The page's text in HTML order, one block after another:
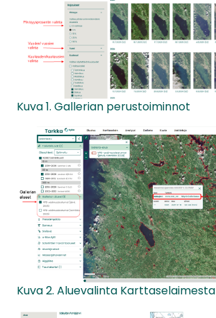
Kuva 1. Gallerian perustoiminnot
Kuva 2. Aluevalinta Karttaselaimesta